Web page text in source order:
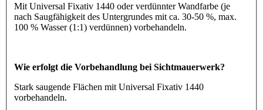
Mit Universal Fixativ 1440 oder verdünnter Wandfarbe (je
nach Saugfähigkeit des Untergrundes mit ca. 30-50 %, max.
100 % Wasser (1:1) verdünnen) vorbehandeln.
Wie erfolgt die Vorbehandlung bei Sichtmauerwerk?
Stark saugende Flächen mit Universal Fixativ 1440
vorbehandeln.